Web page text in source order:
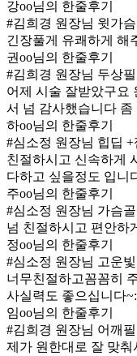
강oo님의 한줄후기
#김희경 원장님 윗가
긴장풀게 유쾌하게 해
권oo님의 한줄후기
#김희경 원장님 두상
어제 시술 잘받았구요
서 넘 감사했습니다
하oo님의 한줄후기
#심소정 원장님 힙딥
친절하시고 신속하게
다하고 싶을정도 입니
주oo님의 한줄후기
#심소정 원장님 가슴
넘 친절하시고 편안하
정oo님의 한줄후기
#심소정 원장님 고운
너무친절하고꼼꼼히
사실력도 좋으십니다
임oo님의 한줄후기
#김희경 원장님 어깨
제가 원한대로 잘 맞